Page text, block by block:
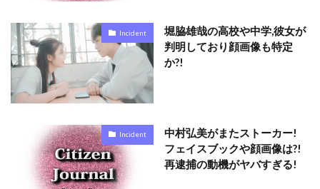
Incident
堀脇雄哉の高校や中学,彼女が
判明しており顔画像も特定
か?!
Incident
中村弘美がまたストーカー!
フェイスブックや顔画像は?!
再逮捕の動機がヤバすぎる!